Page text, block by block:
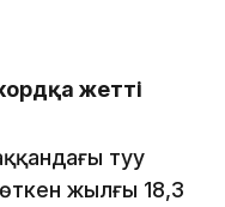
жетті
туу
жылғы 18,3